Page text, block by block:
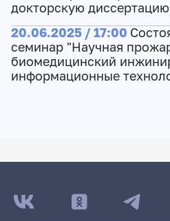
докторскую диссертацию
20.06.2025 / 17:00
семинар "Научная
биомедицинский
информационные